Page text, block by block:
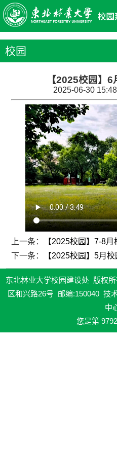
校园
【2025校园】
2025-06-30
上一条：
【2025校园】7-8
下一条：
【2025校园】5月
东北林业大学校园建设处 版权
区和兴路26号 邮编:150040 技
中
您是第